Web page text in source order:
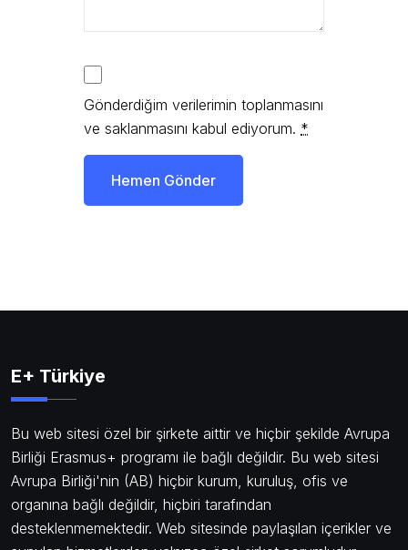
Gönderdiğim verilerimin toplanmasını
ve saklanmasını kabul ediyorum. *
Hemen Gönder
E+ Türkiye
Bu web sitesi özel bir şirkete aittir ve hiçbir şekilde Avrupa
Birliği Erasmus+ programı ile bağlı değildir. Bu web sitesi
Avrupa Birliği'nin (AB) hiçbir kurum, kuruluş, ofis ve
organına bağlı değildir, hiçbiri tarafından
desteklenmemektedir. Web sitesinde paylaşılan içerikler ve